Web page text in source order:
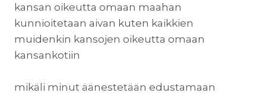
kansan oikeutta omaan maahan
kunnioitetaan aivan kuten kaikkien
muidenkin kansojen oikeutta omaan
kansankotiin
mikäli minut äänestetään edustamaan